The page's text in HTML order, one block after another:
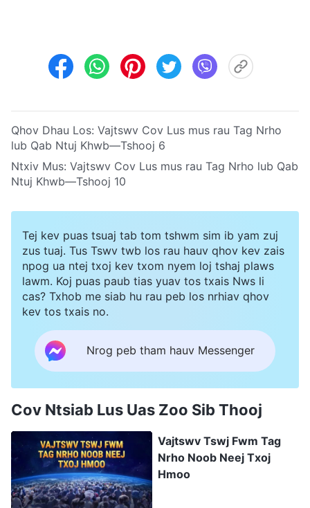
Qhov Dhau Los: Vajtswv Cov Lus mus rau Tag Nrho
lub Qab Ntuj Khwb—Tshooj 6
Ntxiv Mus: Vajtswv Cov Lus mus rau Tag Nrho lub Qab
Ntuj Khwb—Tshooj 10
Tej kev puas tsuaj tab tom tshwm sim ib yam zuj
zus tuaj. Tus Tswv twb los rau hauv qhov kev zais
npog ua ntej txoj kev txom nyem loj tshaj plaws
lawm. Koj puas paub tias yuav tos txais Nws li
cas? Txhob me siab hu rau peb los nrhiav qhov
kev tos txais no.
Nrog peb tham hauv Messenger
Cov Ntsiab Lus Uas Zoo Sib Thooj
Vajtswv Tswj Fwm Tag
Nrho Noob Neej Txoj
Hmoo